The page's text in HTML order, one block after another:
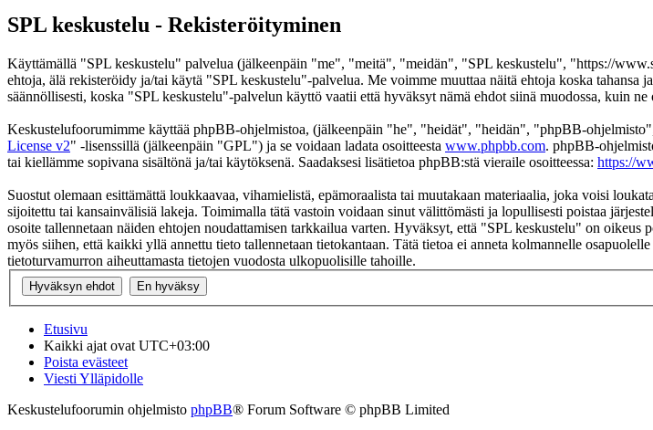
SPL keskustelu - Rekisteröityminen
Käyttämällä "SPL keskustelu" palvelua (jälkeenpäin "me", "meitä", "meidän", "SPL keskustelu", "https://
ehtoja, älä rekisteröidy ja/tai käytä "SPL keskustelu"-palvelua. Me voimme muuttaa näitä ehtoja koska tahansa
säännöllisesti, koska "SPL keskustelu"-palvelun käyttö vaatii että hyväksyt nämä ehdot siinä muodossa, kuin
Keskustelufoorumimme käyttää phpBB-ohjelmistoa, (jälkeenpäin "he", "heidät", "heidän", "phpBB-
License v2" -lisenssillä (jälkeenpäin "GPL") ja se voidaan ladata osoitteesta www.phpbb.com. phpBB-
tai kiellämme sopivana sisältönä ja/tai käytöksenä. Saadaksesi lisätietoa phpBB:stä vieraile osoitteessa: https://
Suostut olemaan esittämättä loukkaavaa, vihamielistä, epämoraalista tai muutakaan materiaalia, joka voisi
sijoitettu tai kansainvälisiä lakeja. Toimimalla tätä vastoin voidaan sinut välittömästi ja lopullisesti poistaa
osoite tallennetaan näiden ehtojen noudattamisen tarkkailua varten. Hyväksyt, että "SPL keskustelu" on
myös siihen, että kaikki yllä annettu tieto tallennetaan tietokantaan. Tätä tietoa ei anneta kolmannelle
tietoturvamurron aiheuttamasta tietojen vuodosta ulkopuolisille tahoille.
Etusivu
Kaikki ajat ovat UTC+03:00
Poista evästeet
Viesti Ylläpidolle
Keskustelufoorumin ohjelmisto phpBB® Forum Software © phpBB Limited